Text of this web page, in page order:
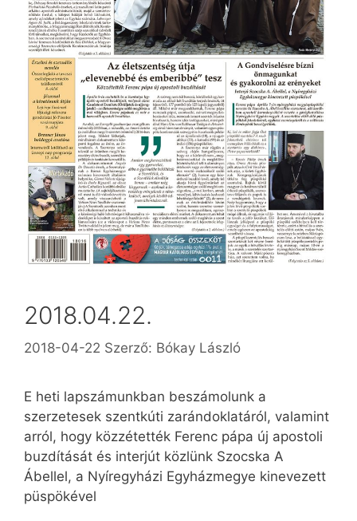
2018.04.22.
2018-04-22 Szerző: Bókay László
E heti lapszámunkban beszámolunk a
szerzetesek szentkúti zarándoklatáról, valamint
arról, hogy közzétették Ferenc pápa új apostoli
buzdítását és interjút közlünk Szocska A
Ábellel, a Nyíregyházi Egyházmegye kinevezett
püspökével